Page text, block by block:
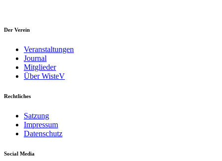
Der Verein
Veranstaltungen
Journal
Mitglieder
Über WisteV
Rechtliches
Satzung
Impressum
Datenschutz
Social Media